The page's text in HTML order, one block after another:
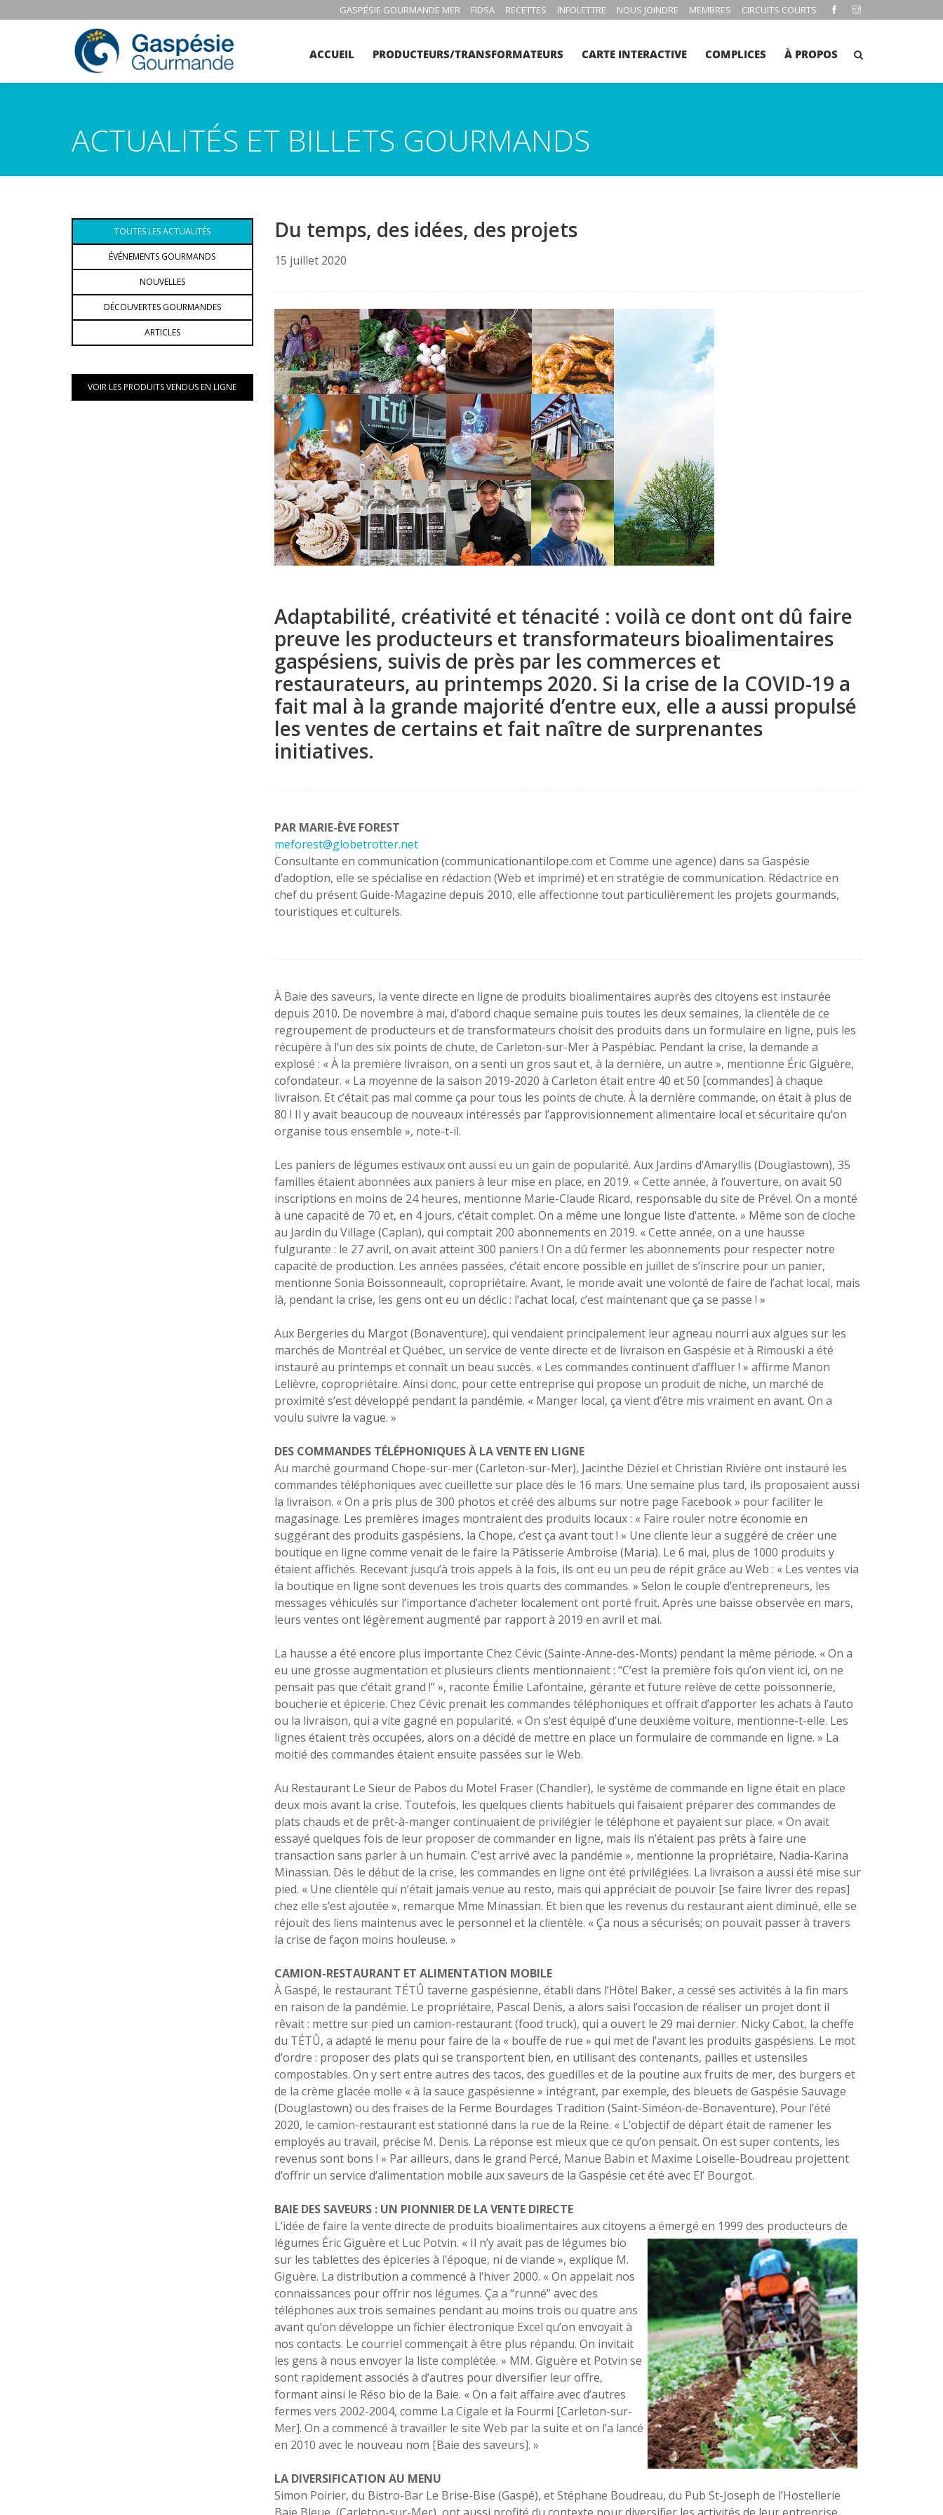
GASPÉSIE GOURMANDE MER FIDSA RECETTES INFOLETTRE NOUS JOINDRE MEMBRES CIRCUITS COURTS
ACCUEIL PRODUCTEURS/TRANSFORMATEURS CARTE INTERACTIVE COMPLICES À PROPOS
ACTUALITÉS ET BILLETS GOURMANDS
TOUTES LES ACTUALITÉS
ÉVÉNEMENTS GOURMANDS
NOUVELLES
DÉCOUVERTES GOURMANDES
ARTICLES
VOIR LES PRODUITS VENDUS EN LIGNE
Du temps, des idées, des projets
15 juillet 2020
Adaptabilité, créativité et ténacité : voilà ce dont ont dû faire
preuve les producteurs et transformateurs bioalimentaires
gaspésiens, suivis de près par les commerces et
restaurateurs, au printemps 2020. Si la crise de la COVID-19 a
fait mal à la grande majorité d’entre eux, elle a aussi propulsé
les ventes de certains et fait naître de surprenantes
initiatives.
PAR MARIE-ÈVE FOREST
meforest@globetrotter.net
Consultante en communication (communicationantilope.com et Comme une agence) dans sa Gaspésie
d’adoption, elle se spécialise en rédaction (Web et imprimé) et en stratégie de communication. Rédactrice en
chef du présent Guide-Magazine depuis 2010, elle affectionne tout particulièrement les projets gourmands,
touristiques et culturels.
À Baie des saveurs, la vente directe en ligne de produits bioalimentaires auprès des citoyens est instaurée
depuis 2010. De novembre à mai, d’abord chaque semaine puis toutes les deux semaines, la clientèle de ce
regroupement de producteurs et de transformateurs choisit des produits dans un formulaire en ligne, puis les
récupère à l’un des six points de chute, de Carleton-sur-Mer à Paspébiac. Pendant la crise, la demande a
explosé : « À la première livraison, on a senti un gros saut et, à la dernière, un autre », mentionne Éric Giguère,
cofondateur. « La moyenne de la saison 2019-2020 à Carleton était entre 40 et 50 [commandes] à chaque
livraison. Et c’était pas mal comme ça pour tous les points de chute. À la dernière commande, on était à plus de
80 ! Il y avait beaucoup de nouveaux intéressés par l’approvisionnement alimentaire local et sécuritaire qu’on
organise tous ensemble », note-t-il.
Les paniers de légumes estivaux ont aussi eu un gain de popularité. Aux Jardins d’Amaryllis (Douglastown), 35
familles étaient abonnées aux paniers à leur mise en place, en 2019. « Cette année, à l’ouverture, on avait 50
inscriptions en moins de 24 heures, mentionne Marie-Claude Ricard, responsable du site de Prével. On a monté
à une capacité de 70 et, en 4 jours, c’était complet. On a même une longue liste d’attente. » Même son de cloche
au Jardin du Village (Caplan), qui comptait 200 abonnements en 2019. « Cette année, on a une hausse
fulgurante : le 27 avril, on avait atteint 300 paniers ! On a dû fermer les abonnements pour respecter notre
capacité de production. Les années passées, c’était encore possible en juillet de s’inscrire pour un panier,
mentionne Sonia Boissonneault, copropriétaire. Avant, le monde avait une volonté de faire de l’achat local, mais
là, pendant la crise, les gens ont eu un déclic : l’achat local, c’est maintenant que ça se passe ! »
Aux Bergeries du Margot (Bonaventure), qui vendaient principalement leur agneau nourri aux algues sur les
marchés de Montréal et Québec, un service de vente directe et de livraison en Gaspésie et à Rimouski a été
instauré au printemps et connaît un beau succès. « Les commandes continuent d’affluer ! » affirme Manon
Lelièvre, copropriétaire. Ainsi donc, pour cette entreprise qui propose un produit de niche, un marché de
proximité s’est développé pendant la pandémie. « Manger local, ça vient d’être mis vraiment en avant. On a
voulu suivre la vague. »
DES COMMANDES TÉLÉPHONIQUES À LA VENTE EN LIGNE
Au marché gourmand Chope-sur-mer (Carleton-sur-Mer), Jacinthe Déziel et Christian Rivière ont instauré les
commandes téléphoniques avec cueillette sur place dès le 16 mars. Une semaine plus tard, ils proposaient aussi
la livraison. « On a pris plus de 300 photos et créé des albums sur notre page Facebook » pour faciliter le
magasinage. Les premières images montraient des produits locaux : « Faire rouler notre économie en
suggérant des produits gaspésiens, la Chope, c’est ça avant tout ! » Une cliente leur a suggéré de créer une
boutique en ligne comme venait de le faire la Pâtisserie Ambroise (Maria). Le 6 mai, plus de 1000 produits y
étaient affichés. Recevant jusqu’à trois appels à la fois, ils ont eu un peu de répit grâce au Web : « Les ventes via
la boutique en ligne sont devenues les trois quarts des commandes. » Selon le couple d’entrepreneurs, les
messages véhiculés sur l’importance d’acheter localement ont porté fruit. Après une baisse observée en mars,
leurs ventes ont légèrement augmenté par rapport à 2019 en avril et mai.
La hausse a été encore plus importante Chez Cévic (Sainte-Anne-des-Monts) pendant la même période. « On a
eu une grosse augmentation et plusieurs clients mentionnaient : “C’est la première fois qu’on vient ici, on ne
pensait pas que c’était grand !” », raconte Émilie Lafontaine, gérante et future relève de cette poissonnerie,
boucherie et épicerie. Chez Cévic prenait les commandes téléphoniques et offrait d’apporter les achats à l’auto
ou la livraison, qui a vite gagné en popularité. « On s’est équipé d’une deuxième voiture, mentionne-t-elle. Les
lignes étaient très occupées, alors on a décidé de mettre en place un formulaire de commande en ligne. » La
moitié des commandes étaient ensuite passées sur le Web.
Au Restaurant Le Sieur de Pabos du Motel Fraser (Chandler), le système de commande en ligne était en place
deux mois avant la crise. Toutefois, les quelques clients habituels qui faisaient préparer des commandes de
plats chauds et de prêt-à-manger continuaient de privilégier le téléphone et payaient sur place. « On avait
essayé quelques fois de leur proposer de commander en ligne, mais ils n’étaient pas prêts à faire une
transaction sans parler à un humain. C’est arrivé avec la pandémie », mentionne la propriétaire, Nadia-Karina
Minassian. Dès le début de la crise, les commandes en ligne ont été privilégiées. La livraison a aussi été mise sur
pied. « Une clientèle qui n’était jamais venue au resto, mais qui appréciait de pouvoir [se faire livrer des repas]
chez elle s’est ajoutée », remarque Mme Minassian. Et bien que les revenus du restaurant aient diminué, elle se
réjouit des liens maintenus avec le personnel et la clientèle. « Ça nous a sécurisés; on pouvait passer à travers
la crise de façon moins houleuse. »
CAMION-RESTAURANT ET ALIMENTATION MOBILE
À Gaspé, le restaurant TÉTÛ taverne gaspésienne, établi dans l’Hôtel Baker, a cessé ses activités à la fin mars
en raison de la pandémie. Le propriétaire, Pascal Denis, a alors saisi l’occasion de réaliser un projet dont il
rêvait : mettre sur pied un camion-restaurant (food truck), qui a ouvert le 29 mai dernier. Nicky Cabot, la cheffe
du TÉTÛ, a adapté le menu pour faire de la « bouffe de rue » qui met de l’avant les produits gaspésiens. Le mot
d’ordre : proposer des plats qui se transportent bien, en utilisant des contenants, pailles et ustensiles
compostables. On y sert entre autres des tacos, des guedilles et de la poutine aux fruits de mer, des burgers et
de la crème glacée molle « à la sauce gaspésienne » intégrant, par exemple, des bleuets de Gaspésie Sauvage
(Douglastown) ou des fraises de la Ferme Bourdages Tradition (Saint-Siméon-de-Bonaventure). Pour l’été
2020, le camion-restaurant est stationné dans la rue de la Reine. « L’objectif de départ était de ramener les
employés au travail, précise M. Denis. La réponse est mieux que ce qu’on pensait. On est super contents, les
revenus sont bons ! » Par ailleurs, dans le grand Percé, Manue Babin et Maxime Loiselle-Boudreau projettent
d’offrir un service d’alimentation mobile aux saveurs de la Gaspésie cet été avec El’ Bourgot.
BAIE DES SAVEURS : UN PIONNIER DE LA VENTE DIRECTE
L’idée de faire la vente directe de produits bioalimentaires aux citoyens a émergé en 1999 des producteurs de
légumes Éric Giguère et Luc Potvin. « Il n’y avait pas de légumes bio
sur les tablettes des épiceries à l’époque, ni de viande », explique M.
Giguère. La distribution a commencé à l’hiver 2000. « On appelait nos
connaissances pour offrir nos légumes. Ça a “runné” avec des
téléphones aux trois semaines pendant au moins trois ou quatre ans
avant qu’on développe un fichier électronique Excel qu’on envoyait à
nos contacts. Le courriel commençait à être plus répandu. On invitait
les gens à nous envoyer la liste complétée. » MM. Giguère et Potvin se
sont rapidement associés à d’autres pour diversifier leur offre,
formant ainsi le Réso bio de la Baie. « On a fait affaire avec d’autres
fermes vers 2002-2004, comme La Cigale et la Fourmi [Carleton-sur-
Mer]. On a commencé à travailler le site Web par la suite et on l’a lancé
en 2010 avec le nouveau nom [Baie des saveurs]. »
LA DIVERSIFICATION AU MENU
Simon Poirier, du Bistro-Bar Le Brise-Bise (Gaspé), et Stéphane Boudreau, du Pub St-Joseph de l’Hostellerie